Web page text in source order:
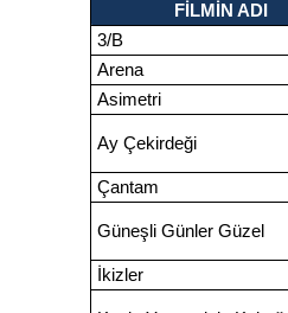
FİLMİN ADI
3/B
Arena
Asimetri
Ay Çekirdeği
Çantam
Güneşli Günler Güzel
İkizler